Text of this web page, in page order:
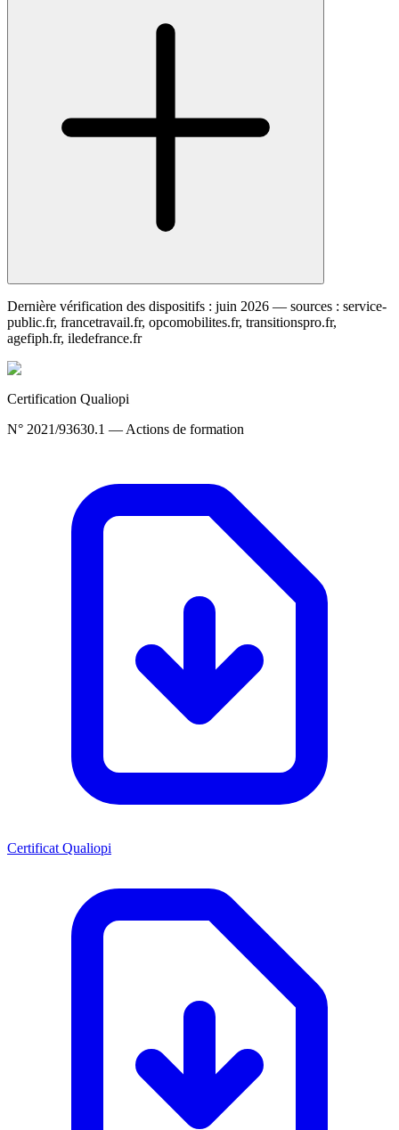
Dernière vérification des dispositifs : juin 2026 — sources : service-
public.fr, francetravail.fr, opcomobilites.fr, transitionspro.fr,
agefiph.fr, iledefrance.fr
Certification Qualiopi
N° 2021/93630.1 — Actions de formation
Certificat Qualiopi